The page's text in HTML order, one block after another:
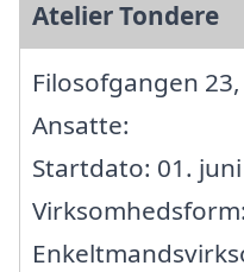
Atelier Tondere
Filosofgangen
Ansatte:
Startdato: 01.
Virksomhedsform: